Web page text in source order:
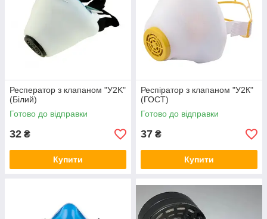
Респератор з клапаном "У2K"
(Білий)
Готово до відправки
32 ₴
Купити
Респіратор з клапаном "У2К"
(ГОСТ)
Готово до відправки
37 ₴
Купити